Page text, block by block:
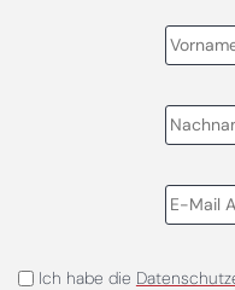
Ich habe die